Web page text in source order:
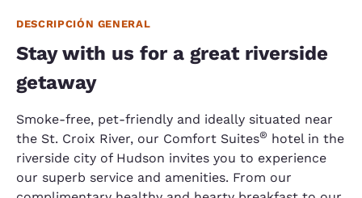
DESCRIPCIÓN GENERAL
Stay with us for a great riverside
getaway
Smoke-free, pet-friendly and ideally situated near
the St. Croix River, our Comfort Suites® hotel in the
riverside city of Hudson invites you to experience
our superb service and amenities. From our